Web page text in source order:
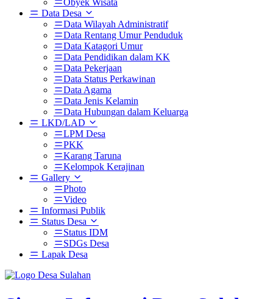
Obyek Wisata
Data Desa
Data Wilayah Administratif
Data Rentang Umur Penduduk
Data Katagori Umur
Data Pendidikan dalam KK
Data Pekerjaan
Data Status Perkawinan
Data Agama
Data Jenis Kelamin
Data Hubungan dalam Keluarga
LKD/LAD
LPM Desa
PKK
Karang Taruna
Kelompok Kerajinan
Gallery
Photo
Video
Informasi Publik
Status Desa
Status IDM
SDGs Desa
Lapak Desa